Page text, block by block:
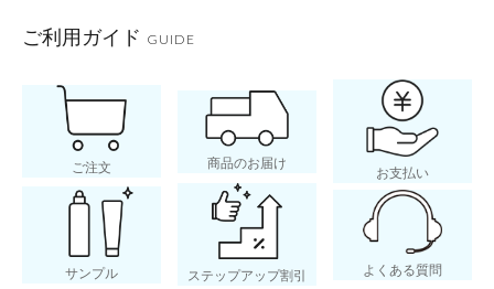
ご利用ガイド GUIDE
ご注文 商品のお届け
お支払い
サンプル ステップアップ割引 よくある質問